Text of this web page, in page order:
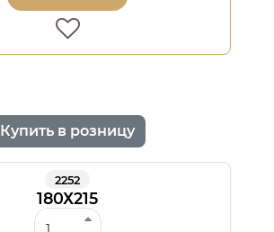
Купить в розницу
2252
180Х215